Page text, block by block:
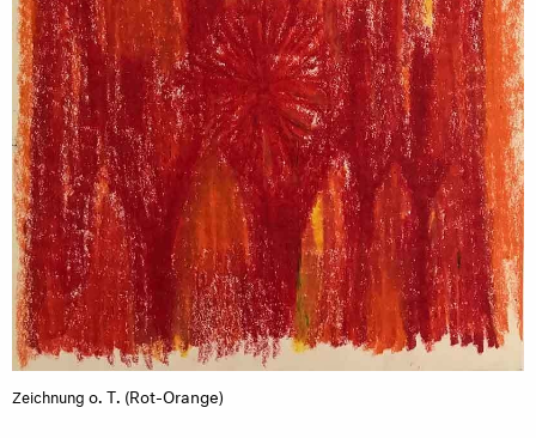
Zeichnung o. T. (Rot-Orange)